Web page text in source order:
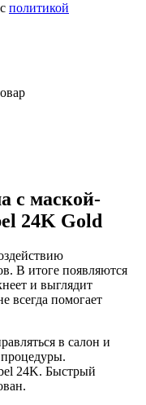
политикой
c маской-
24K Gold
В итоге появляются
и выглядит
всегда помогает
в салон и
процедуры.
24K. Быстрый